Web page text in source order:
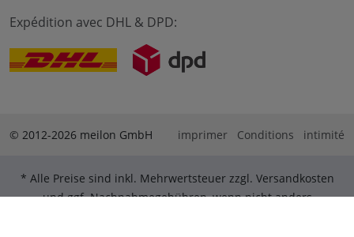
Expédition avec DHL & DPD:
© 2012-2026 meilon GmbH imprimer Conditions intimité
* Alle Preise sind inkl. Mehrwertsteuer zzgl. Versandkosten
und ggf. Nachnahmegebühren, wenn nicht anders